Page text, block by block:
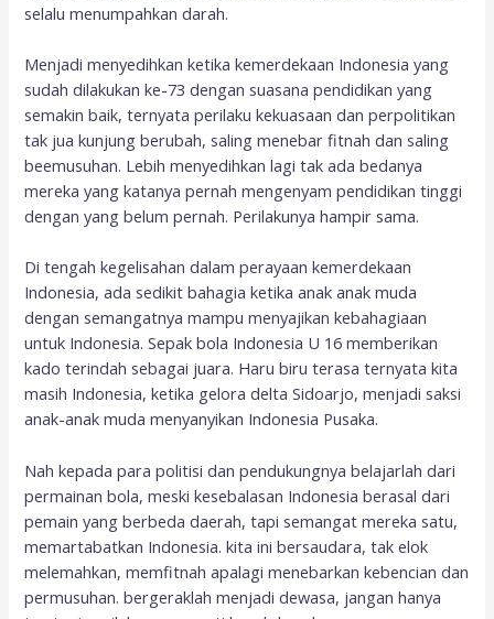
selalu menumpahkan darah.
Menjadi menyedihkan ketika kemerdekaan Indonesia yang
sudah dilakukan ke-73 dengan suasana pendidikan yang
semakin baik, ternyata perilaku kekuasaan dan perpolitikan
tak jua kunjung berubah, saling menebar fitnah dan saling
beemusuhan. Lebih menyedihkan lagi tak ada bedanya
mereka yang katanya pernah mengenyam pendidikan tinggi
dengan yang belum pernah. Perilakunya hampir sama.
Di tengah kegelisahan dalam perayaan kemerdekaan
Indonesia, ada sedikit bahagia ketika anak anak muda
dengan semangatnya mampu menyajikan kebahagiaan
untuk Indonesia. Sepak bola Indonesia U 16 memberikan
kado terindah sebagai juara. Haru biru terasa ternyata kita
masih Indonesia, ketika gelora delta Sidoarjo, menjadi saksi
anak-anak muda menyanyikan Indonesia Pusaka.
Nah kepada para politisi dan pendukungnya belajarlah dari
permainan bola, meski kesebalasan Indonesia berasal dari
pemain yang berbeda daerah, tapi semangat mereka satu,
memartabatkan Indonesia. kita ini bersaudara, tak elok
melemahkan, memfitnah apalagi menebarkan kebencian dan
permusuhan. bergeraklah menjadi dewasa, jangan hanya